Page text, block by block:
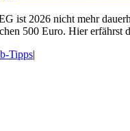
ist 2026 nicht mehr
500 Euro. Hier erfährst
Tipps|